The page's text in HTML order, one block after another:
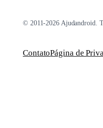
© 2011-2026 Ajudandroid.
ContatoPágina de